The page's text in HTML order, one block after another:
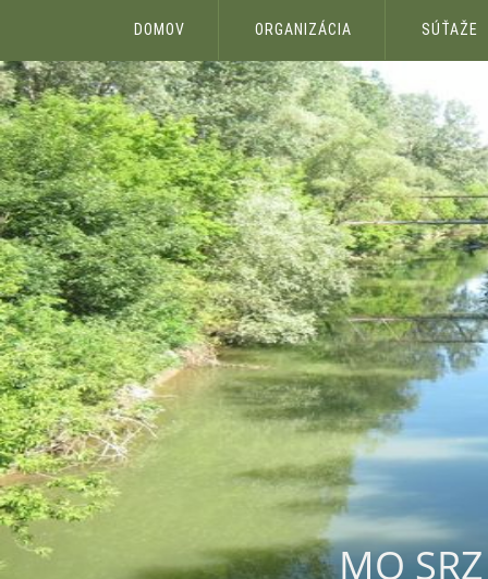
DOMOV ORGANIZÁCIA SÚŤAŽE
MO